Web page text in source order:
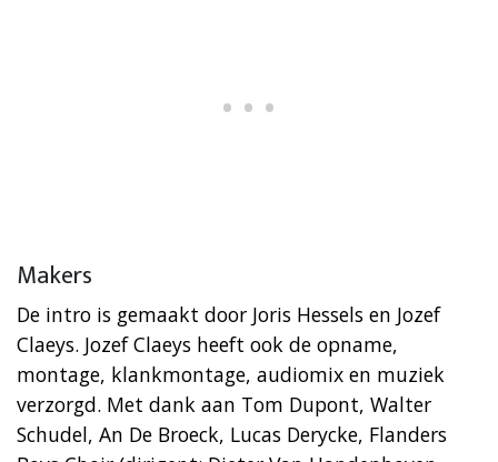
Makers
De intro is gemaakt door Joris Hessels en Jozef
Claeys. Jozef Claeys heeft ook de opname,
montage, klankmontage, audiomix en muziek
verzorgd. Met dank aan Tom Dupont, Walter
Schudel, An De Broeck, Lucas Derycke, Flanders